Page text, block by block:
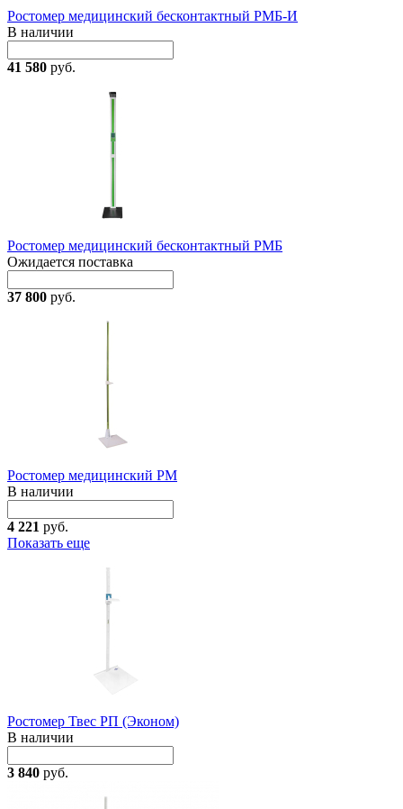
Ростомер медицинский бесконтактный РМБ-И
В наличии
41 580 руб.
Ростомер медицинский бесконтактный РМБ
Ожидается поставка
37 800 руб.
Ростомер медицинский РМ
В наличии
4 221 руб.
Показать еще
Ростомер Твес РП (Эконом)
В наличии
3 840 руб.